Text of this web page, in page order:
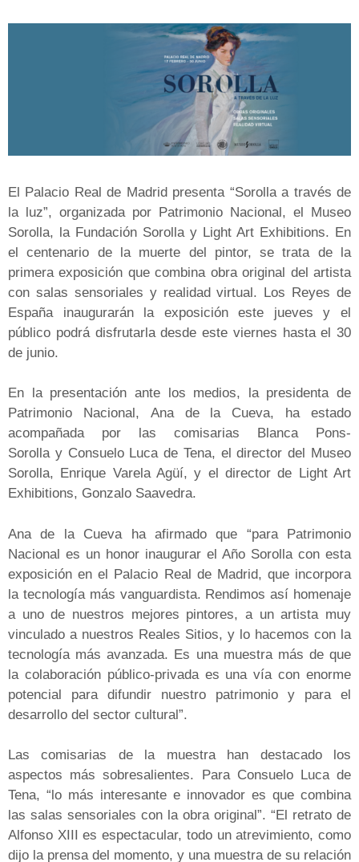
El Palacio Real de Madrid presenta “Sorolla a través de
la luz”, organizada por Patrimonio Nacional, el Museo
Sorolla, la Fundación Sorolla y Light Art Exhibitions. En
el centenario de la muerte del pintor, se trata de la
primera exposición que combina obra original del artista
con salas sensoriales y realidad virtual. Los Reyes de
España inaugurarán la exposición este jueves y el
público podrá disfrutarla desde este viernes hasta el 30
de junio.
En la presentación ante los medios, la presidenta de
Patrimonio Nacional, Ana de la Cueva, ha estado
acompañada por las comisarias Blanca Pons-
Sorolla y Consuelo Luca de Tena, el director del Museo
Sorolla, Enrique Varela Agüí, y el director de Light Art
Exhibitions, Gonzalo Saavedra.
Ana de la Cueva ha afirmado que “para Patrimonio
Nacional es un honor inaugurar el Año Sorolla con esta
exposición en el Palacio Real de Madrid, que incorpora
la tecnología más vanguardista. Rendimos así homenaje
a uno de nuestros mejores pintores, a un artista muy
vinculado a nuestros Reales Sitios, y lo hacemos con la
tecnología más avanzada. Es una muestra más de que
la colaboración público-privada es una vía con enorme
potencial para difundir nuestro patrimonio y para el
desarrollo del sector cultural”.
Las comisarias de la muestra han destacado los
aspectos más sobresalientes. Para Consuelo Luca de
Tena, “lo más interesante e innovador es que combina
las salas sensoriales con la obra original”. “El retrato de
Alfonso XIII es espectacular, todo un atrevimiento, como
dijo la prensa del momento, y una muestra de su relación